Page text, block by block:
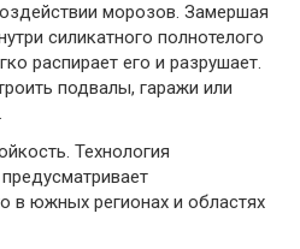
морозов. Замершая
силикатного полнотелого
распирает его и разрушает.
подвалы, гаражи или
Технология
в южных регионах и областях